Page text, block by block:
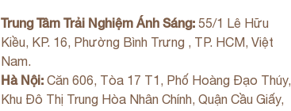
Trung Tâm Trải Nghiệm Ánh Sáng:55/1 Lê Hữu
Kiều, KP. 16, Phường Bình Trưng , TP. HCM, Việt
Nam.
Hà Nội:Căn 606, Tòa 17 T1, Phố Hoàng Đạo Thúy,
Khu Đô Thị Trung Hòa Nhân Chính, Quận Cầu Giấy,